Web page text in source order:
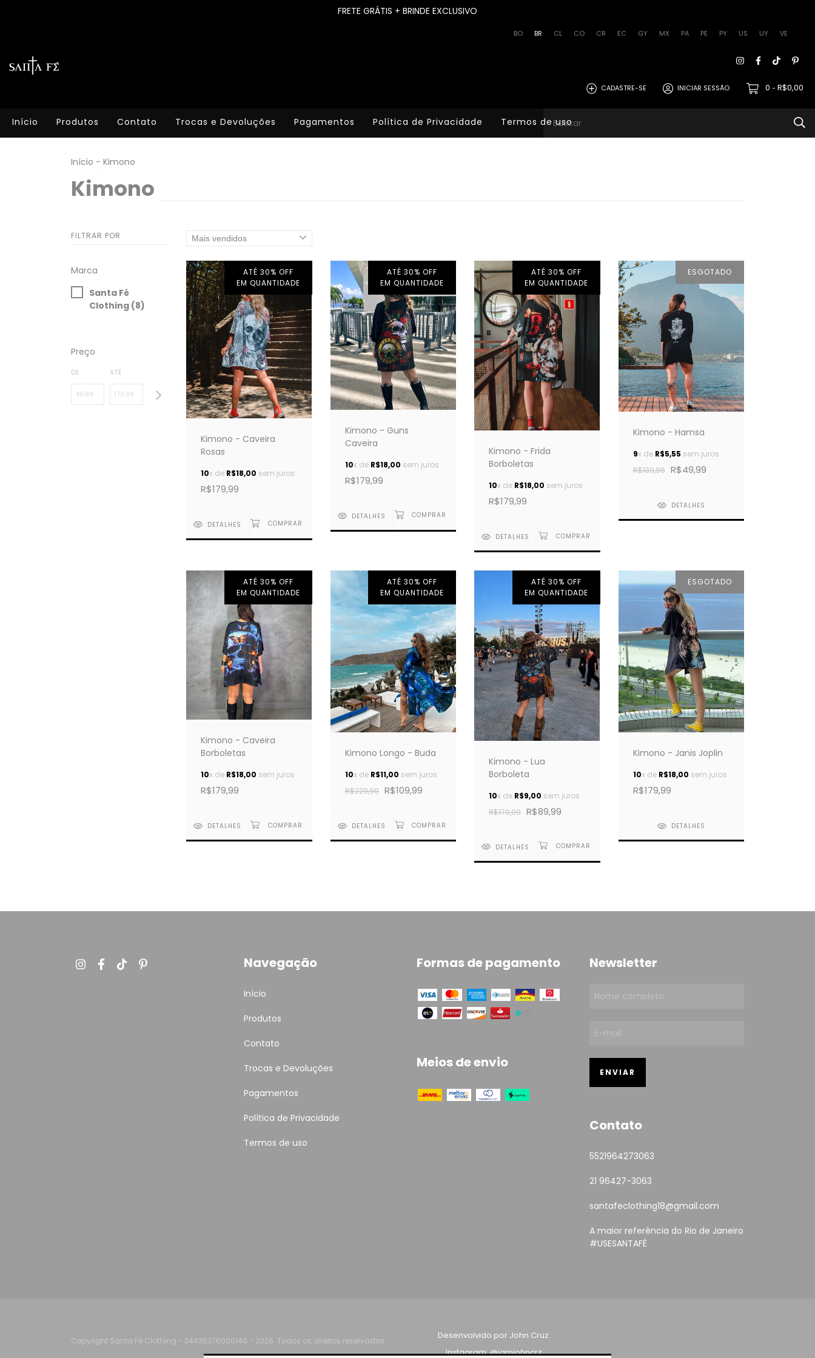
FRETE GRÁTIS + BRINDE EXCLUSIVO
BO BR CL CO CR EC GY MX PA PE PY US UY VE
CADASTRE-SE INICIAR SESSÃO 0 - R$0,00
Início Produtos Contato Trocas e Devoluções Pagamentos Política de Privacidade Termos de uso
Início - Kimono
Kimono
FILTRAR POR
Marca
Santa Fé
Clothing (8)
Preço
DE ATÉ
ATÉ 30% OFF
EM QUANTIDADE
Kimono - Caveira
Rosas
10x de R$18,00 sem juros
R$179,99
DETALHES
ATÉ 30% OFF
EM QUANTIDADE
Kimono - Guns
Caveira
10x de R$18,00 sem juros
R$179,99
DETALHES
ATÉ 30% OFF
EM QUANTIDADE
Kimono - Frida
Borboletas
10x de R$18,00 sem juros
R$179,99
DETALHES
ESGOTADO
Kimono - Hamsa
9x de R$5,55 sem juros
R$139,96 R$49,99
DETALHES
ATÉ 30% OFF
EM QUANTIDADE
Kimono - Caveira
Borboletas
10x de R$18,00 sem juros
R$179,99
DETALHES
ATÉ 30% OFF
EM QUANTIDADE
Kimono Longo - Buda
10x de R$11,00 sem juros
R$229,99 R$109,99
DETALHES
ATÉ 30% OFF
EM QUANTIDADE
Kimono - Lua
Borboleta
10x de R$9,00 sem juros
R$179,99 R$89,99
DETALHES
ESGOTADO
Kimono - Janis Joplin
10x de R$18,00 sem juros
R$179,99
DETALHES
Navegação
Início
Produtos
Contato
Trocas e Devoluções
Pagamentos
Política de Privacidade
Termos de uso
Formas de pagamento
Meios de envio
Newsletter
Contato
5521964273063
21 96427-3063
santafeclothing18@gmail.com
A maior referência do Rio de Janeiro
#USESANTAFÉ
Copyright Santa Fé Clothing - 34435376000140 - 2026. Todos os direitos reservados.
Desenvolvido por John Cruz.
Instagram: @iamjohncrz